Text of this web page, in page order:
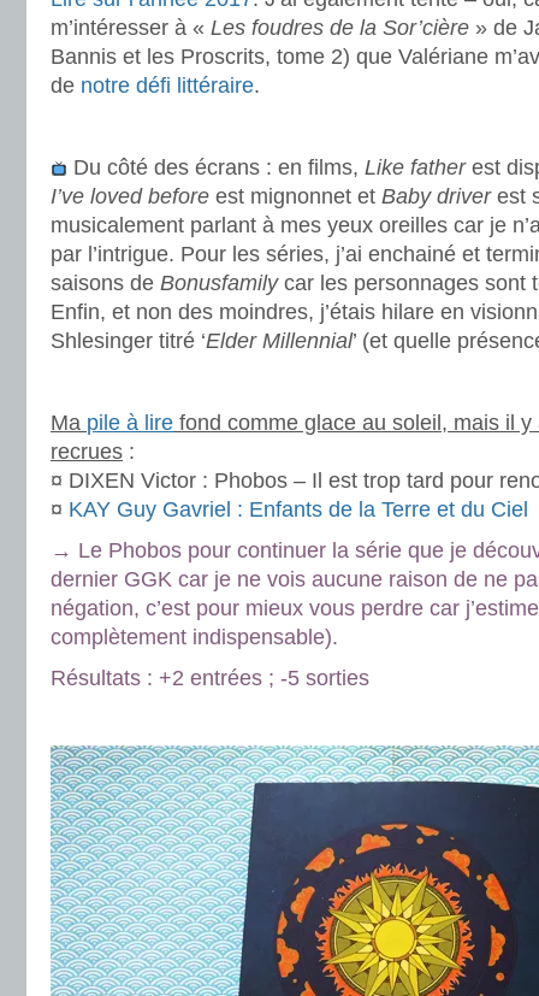
m’intéresser à « Les foudres de la Sor’cière » de
Bannis et les Proscrits, tome 2) que Valériane
de notre défi littéraire.
Du côté des écrans : en films, Like fatherest
I’ve loved before est mignonnet et Baby driverest
musicalement parlant à mes yeux oreilles car je
par l’intrigue. Pour les séries, j’ai enchainé et
saisons de Bonusfamilycar les personnages sont
Enfin, et non des moindres, j’étais hilare en
Shlesinger titré ‘Elder Millennial’ (et quelle
Ma pile à lire fond comme glace au soleil, mais il
recrues :
¤ DIXEN Victor : Phobos – Il est trop tard pour
¤ KAY Guy Gavriel : Enfants de la Terre et du Ciel
→ Le Phobos pour continuer la série que je
dernier GGK car je ne vois aucune raison de ne
négation, c’est pour mieux vous perdre car
complètement indispensable).
Résultats : +2 entrées ; -5 sorties